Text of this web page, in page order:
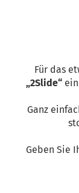
Für das
„2Slide“
Ganz
Geben Sie